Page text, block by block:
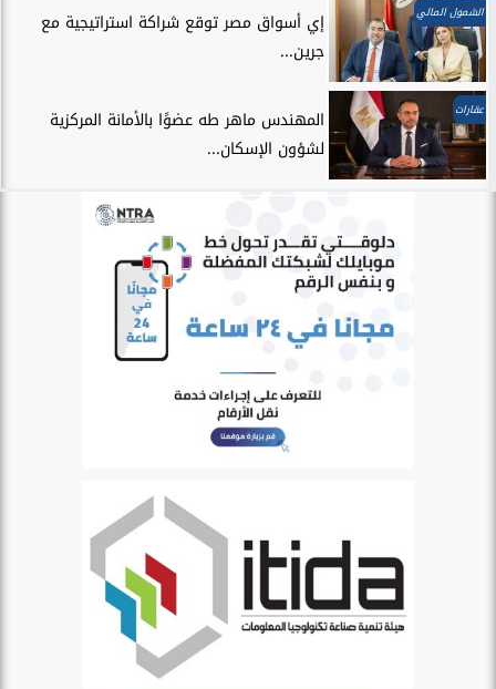
الشمول المالي
إي أسواق مصر توقع شراكة استراتيجية مع
جرين...
عقارات
المهندس ماهر طه عضوًا بالأمانة المركزية
لشؤون الإسكان...